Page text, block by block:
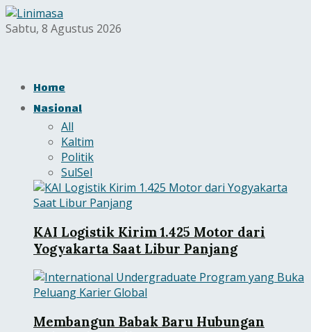
Sabtu, 8 Agustus 2026
Home
Nasional
All
Kaltim
Politik
SulSel
KAI Logistik Kirim 1.425 Motor dari
Yogyakarta Saat Libur Panjang
Membangun Babak Baru Hubungan